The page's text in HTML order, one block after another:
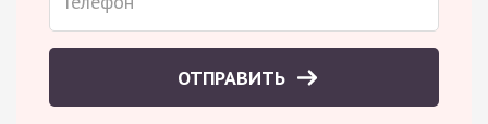
ОТПРАВИТЬ